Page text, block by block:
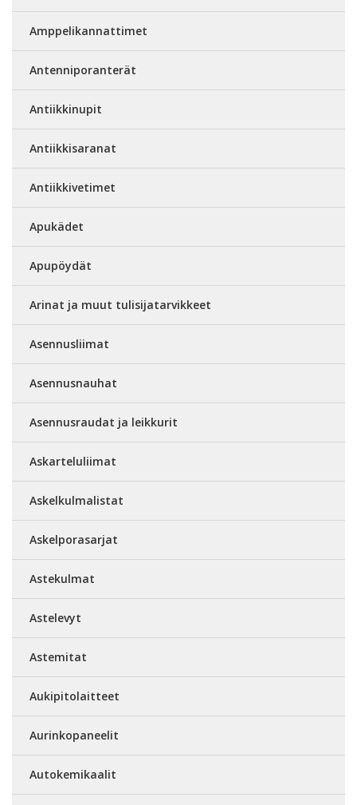
Amppelikannattimet
Antenniporanterät
Antiikkinupit
Antiikkisaranat
Antiikkivetimet
Apukädet
Apupöydät
Arinat ja muut tulisijatarvikkeet
Asennusliimat
Asennusnauhat
Asennusraudat ja leikkurit
Askarteluliimat
Askelkulmalistat
Askelporasarjat
Astekulmat
Astelevyt
Astemitat
Aukipitolaitteet
Aurinkopaneelit
Autokemikaalit